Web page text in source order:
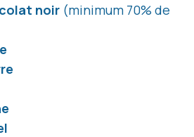
noir (minimum 70% de